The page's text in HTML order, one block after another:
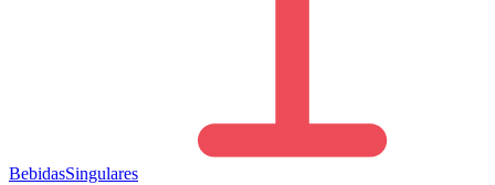
BebidasSingulares